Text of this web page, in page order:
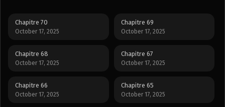
Chapitre 70
October 17, 2025
Chapitre 69
October 17, 2025
Chapitre 68
October 17, 2025
Chapitre 67
October 17, 2025
Chapitre 66
October 17, 2025
Chapitre 65
October 17, 2025